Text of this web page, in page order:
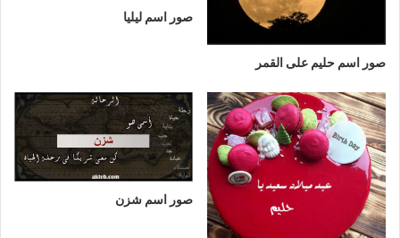
صور اسم حليم على القمر
صور اسم ليليا
صور اسم شزن